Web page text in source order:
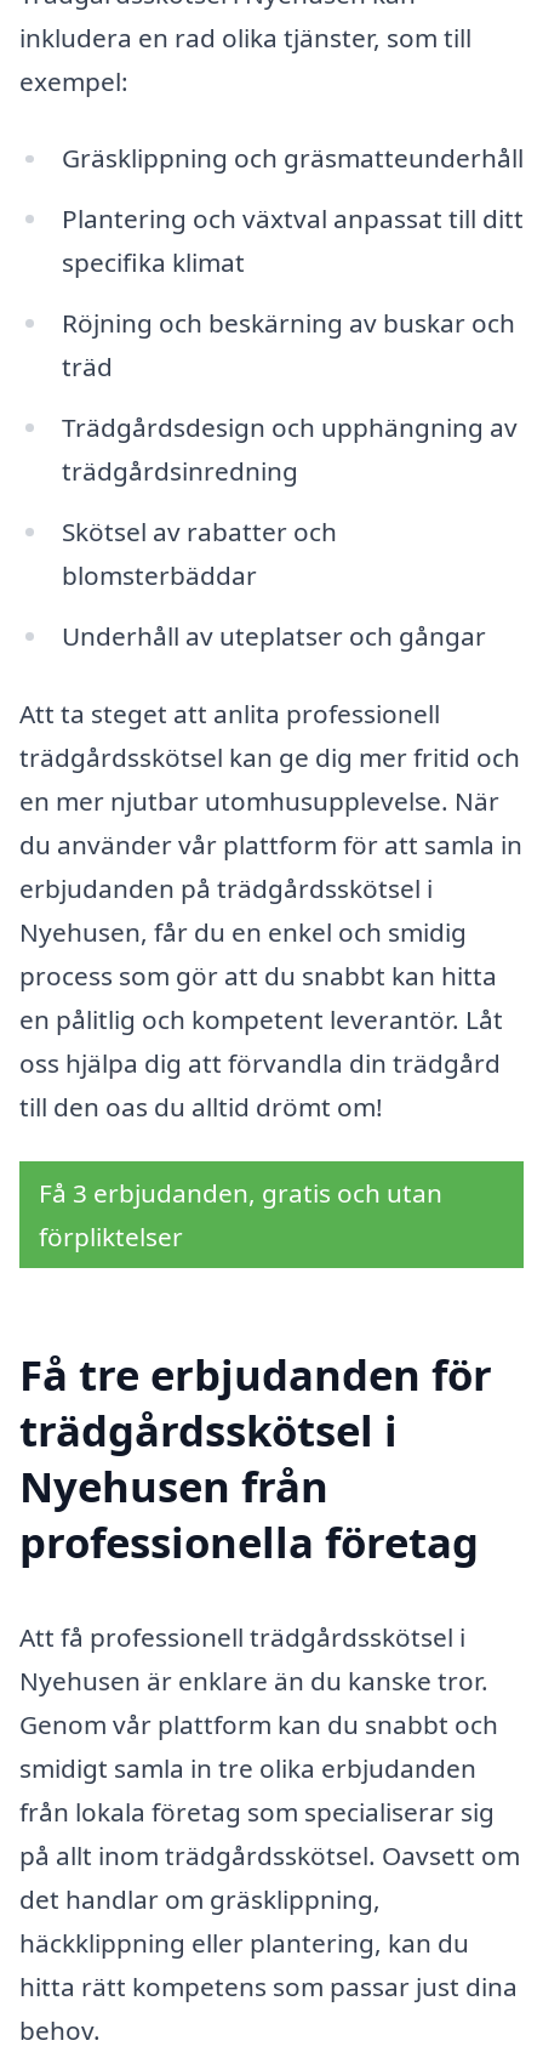
inkludera en rad olika tjänster, som till
exempel:
Gräsklippning och gräsmatteunderhåll
Plantering och växtval anpassat till ditt
specifika klimat
Röjning och beskärning av buskar och
träd
Trädgårdsdesign och upphängning av
trädgårdsinredning
Skötsel av rabatter och
blomsterbäddar
Underhåll av uteplatser och gångar
Att ta steget att anlita professionell
trädgårdsskötsel kan ge dig mer fritid och
en mer njutbar utomhusupplevelse. När
du använder vår plattform för att samla in
erbjudanden på trädgårdsskötsel i
Nyehusen, får du en enkel och smidig
process som gör att du snabbt kan hitta
en pålitlig och kompetent leverantör. Låt
oss hjälpa dig att förvandla din trädgård
till den oas du alltid drömt om!
Få 3 erbjudanden, gratis och utan
förpliktelser
Få tre erbjudanden för
trädgårdsskötsel i
Nyehusen från
professionella företag
Att få professionell trädgårdsskötsel i
Nyehusen är enklare än du kanske tror.
Genom vår plattform kan du snabbt och
smidigt samla in tre olika erbjudanden
från lokala företag som specialiserar sig
på allt inom trädgårdsskötsel. Oavsett om
det handlar om gräsklippning,
häckklippning eller plantering, kan du
hitta rätt kompetens som passar just dina
behov.